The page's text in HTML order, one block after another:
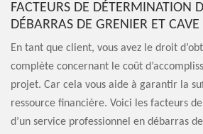
FACTEURS DE DÉTERMINATION
DÉBARRAS DE GRENIER ET CAVE
En tant que client, vous avez le droit
complète concernant le coût
projet. Car cela vous aide à garantir la
ressource financière. Voici les facteurs
d’un service professionnel en débarras